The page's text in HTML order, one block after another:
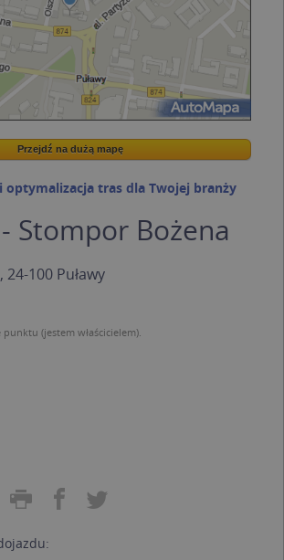
na swoją stronę
Przejdź na dużą mapę
Przejdź na dużą mapę
optymalizacja tras dla Twojej branży
Stompor Bożena
100 Puławy
(jestem właścicielem).